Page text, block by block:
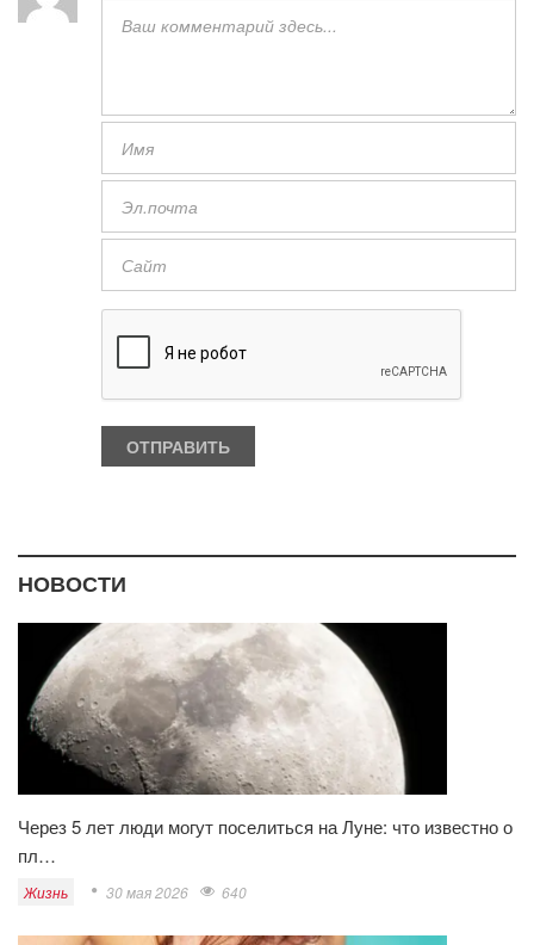
НОВОСТИ
Через 5 лет люди могут поселиться на Луне: что известно о
пл…
Жизнь 30 мая 2026 640